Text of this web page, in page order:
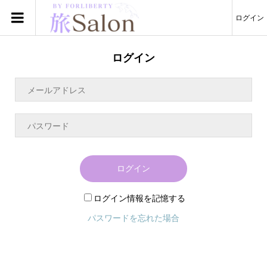
ログイン
ログイン
ログイン
ログイン情報を記憶する
パスワードを忘れた場合